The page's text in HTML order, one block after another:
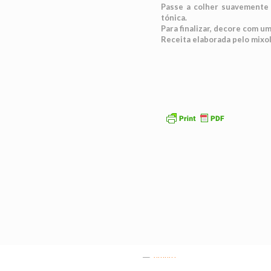
Passe a colher
tónica.
Para finalizar, decore com
Receita elaborada pelo